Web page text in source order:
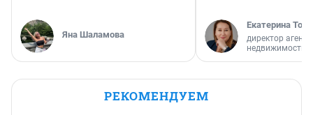
Яна Шаламова
Екатерина
директор
недвижимости
РЕКОМЕНДУЕМ